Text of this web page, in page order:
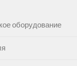
оборудование